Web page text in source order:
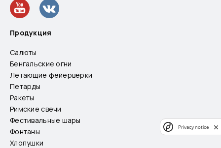
Продукция
Салюты
Бенгальские огни
Летающие фейерверки
Петарды
Ракеты
Римские свечи
Фестивальные шары
Фонтаны
Хлопушки
Privacy notice